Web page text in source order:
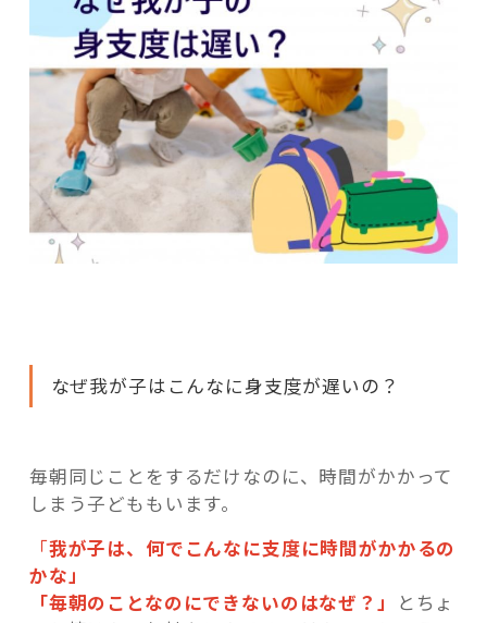
なぜ我が子はこんなに身支度が遅いの？
毎朝同じことをするだけなのに、時間がかかって
しまう子どももいます。
「我が子は、何でこんなに支度に時間がかかるの
かな」
「毎朝のことなのにできないのはなぜ？」
とちょ